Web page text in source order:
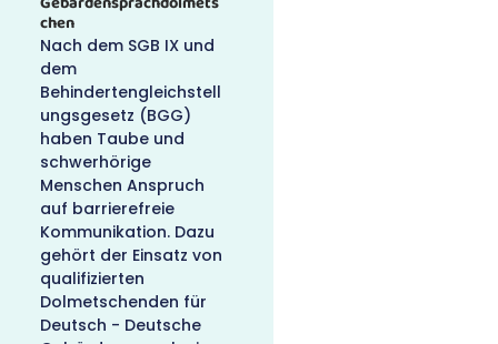
chen
Nach dem SGB IX und
dem
Behindertengleichstell
ungsgesetz (BGG)
haben Taube und
schwerhörige
Menschen Anspruch
auf barrierefreie
Kommunikation. Dazu
gehört der Einsatz von
qualifizierten
Dolmetschenden für
Deutsch - Deutsche